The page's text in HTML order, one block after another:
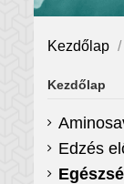
Kezdőlap
Kezdőlap
Edzés